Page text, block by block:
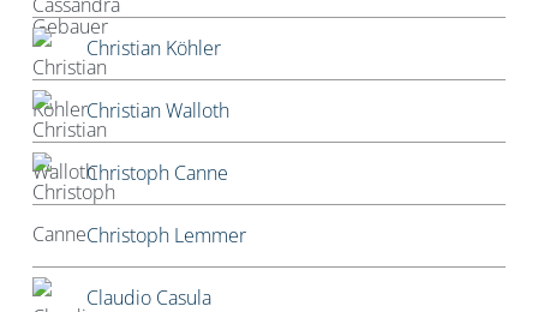
Christian Köhler
Christian Walloth
Christoph Canne
Christoph Lemmer
Claudio Casula